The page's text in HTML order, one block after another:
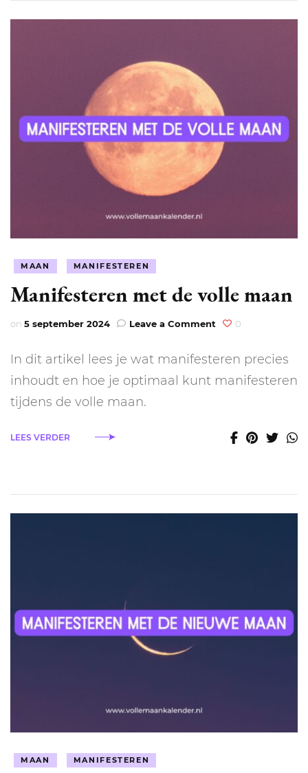
MAAN MANIFESTEREN
Manifesteren met de volle maan
on 5 september 2024 Leave a Comment on
de
volle
0
In dit artikel lees je wat manifesteren precies
inhoudt en hoe je optimaal kunt manifesteren
tijdens de volle maan.
LEES VERDER
MAAN MANIFESTEREN